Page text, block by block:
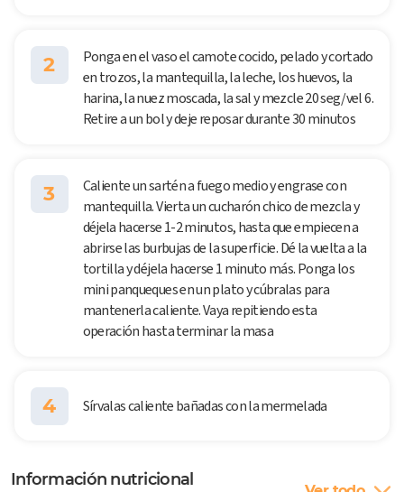
2
Ponga en el vaso el camote cocido, pelado y cortado
en trozos, la mantequilla, la leche, los huevos, la
harina, la nuez moscada, la sal y mezcle 20 seg/vel 6.
Retire a un bol y deje reposar durante 30 minutos
3
Caliente un sartén a fuego medio y engrase con
mantequilla. Vierta un cucharón chico de mezcla y
déjela hacerse 1-2 minutos, hasta que empiecen a
abrirse las burbujas de la superficie. Dé la vuelta a la
tortilla y déjela hacerse 1 minuto más. Ponga los
mini panqueques en un plato y cúbralas para
mantenerla caliente. Vaya repitiendo esta
operación hasta terminar la masa
4 Sírvalas caliente bañadas con la mermelada
Información nutricional